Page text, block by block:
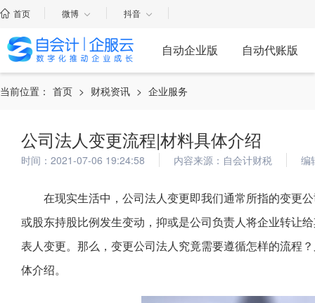
首页 微博 抖音
自动企业版 自动代账版
当前位置： 首页 > 财税资讯 > 企业服务
公司法人变更流程|材料具体介绍
时间：2021-07-06 19:24:58 内容来源：自会计财税 编
在现实生活中，公司法人变更即我们通常所指的变更
或股东持股比例发生变动，抑或是公司负责人将企业转让
表人变更。那么，变更公司法人究竟需要遵循怎样的流程
体介绍。